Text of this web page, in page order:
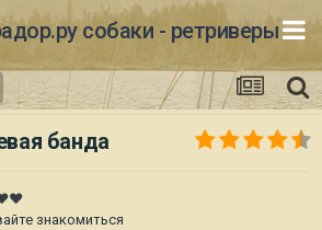
собаки - ретриверы
банда
знакомиться